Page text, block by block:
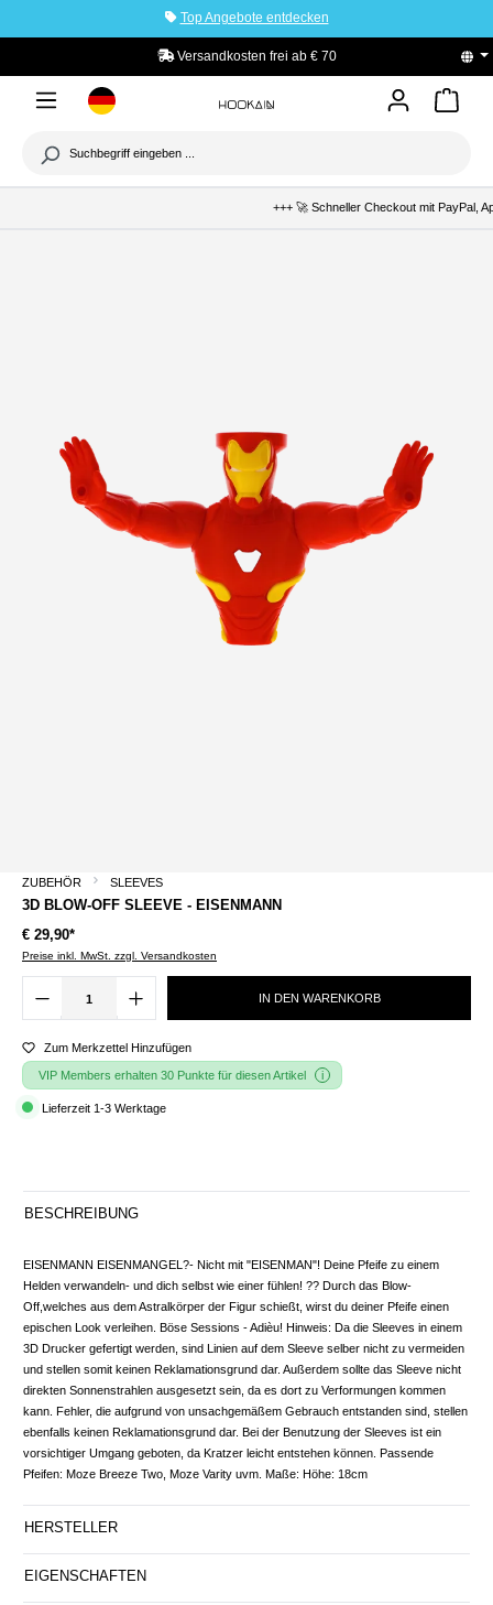
Top Angebote entdecken
Versandkosten frei ab € 70
+++ 🚀 Schneller Checkout mit PayPal,
ZUBEHÖR SLEEVES
3D BLOW-OFF SLEEVE - EISENMANN
€ 29,90*
Preise inkl. MwSt. zzgl. Versandkosten
IN DEN WARENKORB
Zum Merkzettel Hinzufügen
VIP Members erhalten 30 Punkte für diesen Artikel
Lieferzeit 1-3 Werktage
BESCHREIBUNG
EISENMANN EISENMANGEL?- Nicht mit "EISENMAN"! Deine Pfeife zu einem
Helden verwandeln- und dich selbst wie einer fühlen! ?? Durch das Blow-
Off,welches aus dem Astralkörper der Figur schießt, wirst du deiner Pfeife einen
epischen Look verleihen. Böse Sessions - Adièu! Hinweis: Da die Sleeves in einem
3D Drucker gefertigt werden, sind Linien auf dem Sleeve selber nicht zu vermeiden
und stellen somit keinen Reklamationsgrund dar. Außerdem sollte das Sleeve nicht
direkten Sonnenstrahlen ausgesetzt sein, da es dort zu Verformungen kommen
kann. Fehler, die aufgrund von unsachgemäßem Gebrauch entstanden sind, stellen
ebenfalls keinen Reklamationsgrund dar. Bei der Benutzung der Sleeves ist ein
vorsichtiger Umgang geboten, da Kratzer leicht entstehen können. Passende
Pfeifen: Moze Breeze Two, Moze Varity uvm. Maße: Höhe: 18cm
HERSTELLER
EIGENSCHAFTEN